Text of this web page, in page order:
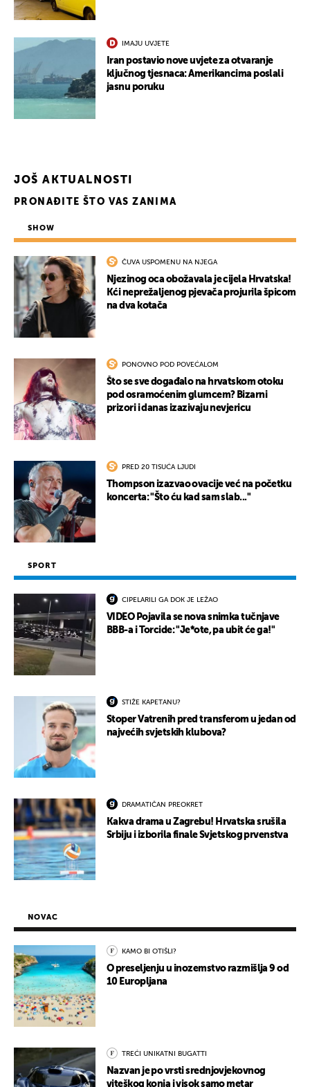
IMAJU UVJETE
Iran postavio nove uvjete za otvaranje
ključnog tjesnaca: Amerikancima poslali
jasnu poruku
JOŠ AKTUALNOSTI
PRONAĐITE ŠTO VAS ZANIMA
SHOW
ČUVA USPOMENU NA NJEGA
Njezinog oca obožavala je cijela Hrvatska!
Kći neprežaljenog pjevača projurila špicom
na dva kotača
PONOVNO POD POVEĆALOM
Što se sve događalo na hrvatskom otoku
pod osramoćenim glumcem? Bizarni
prizori i danas izazivaju nevjericu
PRED 20 TISUĆA LJUDI
Thompson izazvao ovacije već na početku
koncerta: "Što ću kad sam slab..."
SPORT
CIPELARILI GA DOK JE LEŽAO
VIDEO Pojavila se nova snimka tučnjave
BBB-a i Torcide: "Je*ote, pa ubit će ga!"
STIŽE KAPETANU?
Stoper Vatrenih pred transferom u jedan od
najvećih svjetskih klubova?
DRAMATIČAN PREOKRET
Kakva drama u Zagrebu! Hrvatska srušila
Srbiju i izborila finale Svjetskog prvenstva
NOVAC
KAMO BI OTIŠLI?
O preseljenju u inozemstvo razmišlja 9 od
10 Europljana
TREĆI UNIKATNI BUGATTI
Nazvan je po vrsti srednjovjekovnog
viteškog konja i visok samo metar